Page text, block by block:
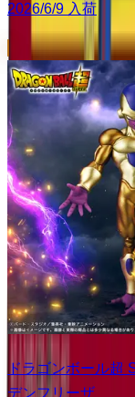
2026/6/9 入荷
ドラゴンボール超
デンフリーザ